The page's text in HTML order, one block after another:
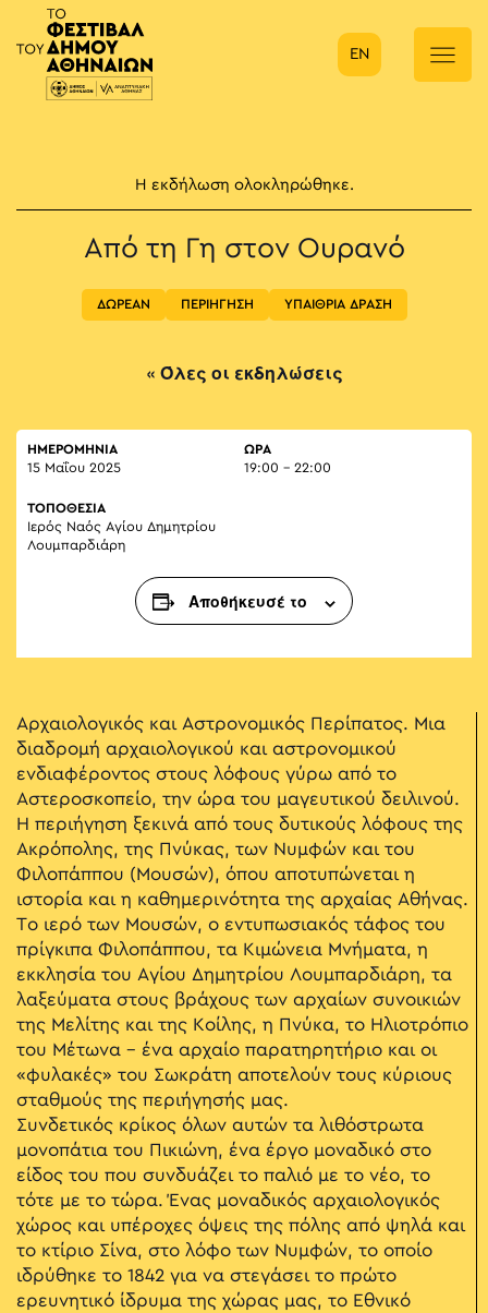
Κύρια πλοήγηση
EN
Η εκδήλωση ολοκληρώθηκε.
Από τη Γη στον Ουρανό
ΔΩΡΕΑΝ ΠΕΡΙΗΓΗΣΗ ΥΠΑΙΘΡΙΑ ΔΡΑΣΗ
« Όλες οι εκδηλώσεις
ΗΜΕΡΟΜΗΝΙΑ
15 Μαΐου 2025
ΏΡΑ
19:00 - 22:00
ΤΟΠΟΘΕΣΙΑ
Ιερός Ναός Αγίου Δημητρίου
Λουμπαρδιάρη
Αποθήκευσέ το
Αρχαιολογικός και Αστρονομικός Περίπατος. Μια
διαδρομή αρχαιολογικού και αστρονομικού
ενδιαφέροντος στους λόφους γύρω από το
Αστεροσκοπείο, την ώρα του μαγευτικού δειλινού.
Η περιήγηση ξεκινά από τους δυτικούς λόφους της
Ακρόπολης, της Πνύκας, των Νυμφών και του
Φιλοπάππου (Μουσών), όπου αποτυπώνεται η
ιστορία και η καθημερινότητα της αρχαίας Αθήνας.
Το ιερό των Μουσών, ο εντυπωσιακός τάφος του
πρίγκιπα Φιλοπάππου, τα Κιμώνεια Μνήματα, η
εκκλησία του Αγίου Δημητρίου Λουμπαρδιάρη, τα
λαξεύματα στους βράχους των αρχαίων συνοικιών
της Μελίτης και της Κοίλης, η Πνύκα, το Ηλιοτρόπιο
του Μέτωνα – ένα αρχαίο παρατηρητήριο και οι
«φυλακές» του Σωκράτη αποτελούν τους κύριους
σταθμούς της περιήγησής μας.
Συνδετικός κρίκος όλων αυτών τα λιθόστρωτα
μονοπάτια του Πικιώνη, ένα έργο μοναδικό στο
είδος του που συνδυάζει το παλιό με το νέο, το
τότε με το τώρα. Ένας μοναδικός αρχαιολογικός
χώρος και υπέροχες όψεις της πόλης από ψηλά και
το κτίριο Σίνα, στο λόφο των Νυμφών, το οποίο
ιδρύθηκε το 1842 για να στεγάσει το πρώτο
ερευνητικό ίδρυμα της χώρας μας, το Εθνικό